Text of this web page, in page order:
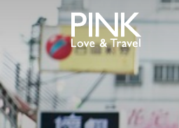
ン
ツ
へ